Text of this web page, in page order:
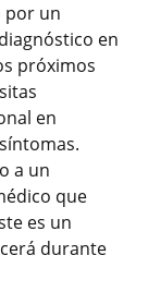
por un
en
próximos
en
a un
que
es un
durante